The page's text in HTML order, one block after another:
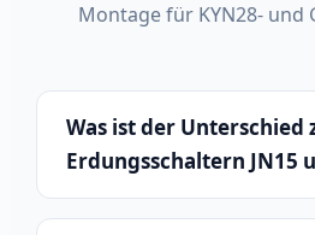
Montage für KYN28- und
Was ist der Unterschied
Erdungsschaltern JN15